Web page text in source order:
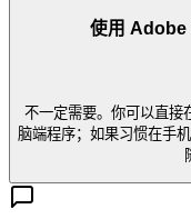
使用 Adobe
不一定需要。你可以直接
脑端程序；如果习惯在手